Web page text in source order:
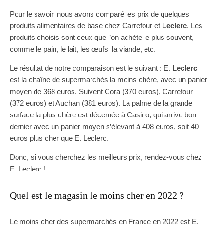
Pour le savoir, nous avons comparé les prix de quelques
produits alimentaires de base chez Carrefour et Leclerc. Les
produits choisis sont ceux que l’on achète le plus souvent,
comme le pain, le lait, les œufs, la viande, etc.
Le résultat de notre comparaison est le suivant : E. Leclerc
est la chaîne de supermarchés la moins chère, avec un panier
moyen de 368 euros. Suivent Cora (370 euros), Carrefour
(372 euros) et Auchan (381 euros). La palme de la grande
surface la plus chère est décernée à Casino, qui arrive bon
dernier avec un panier moyen s’élevant à 408 euros, soit 40
euros plus cher que E. Leclerc.
Donc, si vous cherchez les meilleurs prix, rendez-vous chez
E. Leclerc !
Quel est le magasin le moins cher en 2022 ?
Le moins cher des supermarchés en France en 2022 est E.